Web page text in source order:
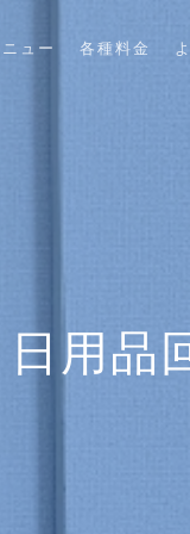
ュー 各種料金
用品